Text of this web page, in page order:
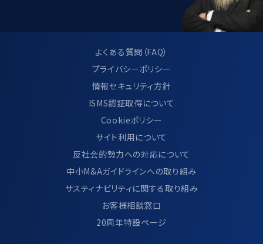
よくある質問（FAQ）
プライバシーポリシー
情報セキュリティ方針
ISMS認証取得について
Cookieポリシー
サイト利用について
反社会的勢力への対応について
中小M&Aガイドラインへの取り組み
サスティナビリティに関する取り組み
お客様相談窓口
20周年特設ページ